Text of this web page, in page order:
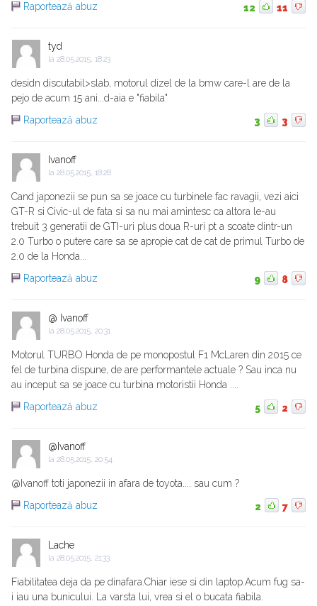
Raportează abuz
12 11
tyd
la 28.05.2015, 18:23
desidn discutabil>slab, motorul dizel de la bmw care-l are de la
pejo de acum 15 ani...d-aia e "fiabila"
Raportează abuz
3 3
Ivanoff
la 28.05.2015, 18:28
Cand japonezii se pun sa se joace cu turbinele fac ravagii, vezi aici
GT-R si Civic-ul de fata si sa nu mai amintesc ca altora le-au
trebuit 3 generatii de GTI-uri plus doua R-uri pt a scoate dintr-un
2.0 Turbo o putere care sa se apropie cat de cat de primul Turbo de
2.0 de la Honda...
Raportează abuz
9 8
@ Ivanoff
la 28.05.2015, 20:31
Motorul TURBO Honda de pe monopostul F1 McLaren din 2015 ce
fel de turbina dispune, de are performantele actuale ? Sau inca nu
au inceput sa se joace cu turbina motoristii Honda ....
Raportează abuz
5 2
@Ivanoff
la 28.05.2015, 20:54
@Ivanoff toti japonezii in afara de toyota.... sau cum ?
Raportează abuz
2 7
Lache
la 28.05.2015, 21:33
Fiabilitatea deja da pe dinafara.Chiar iese si din laptop.Acum fug sa-
i iau una bunicului. La varsta lui, vrea si el o bucata fiabila.